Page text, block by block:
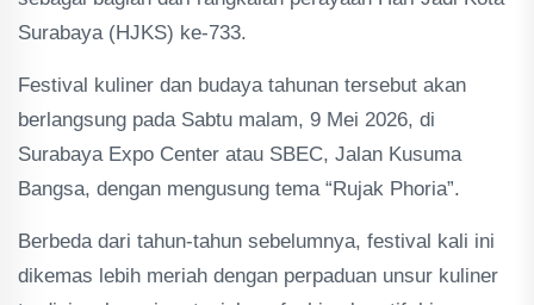
Surabaya (HJKS) ke-733.
Festival kuliner dan budaya tahunan tersebut akan
berlangsung pada Sabtu malam, 9 Mei 2026, di
Surabaya Expo Center atau SBEC, Jalan Kusuma
Bangsa, dengan mengusung tema “Rujak Phoria”.
Berbeda dari tahun-tahun sebelumnya, festival kali ini
dikemas lebih meriah dengan perpaduan unsur kuliner